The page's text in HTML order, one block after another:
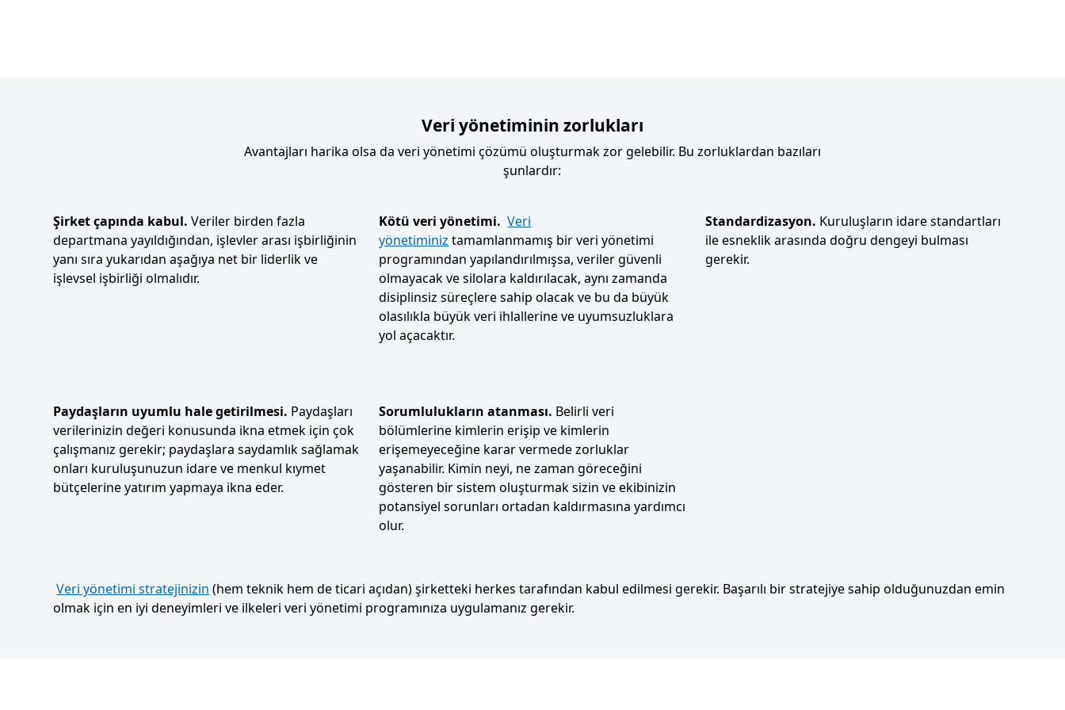
Veri yönetiminin zorlukları
Avantajları harika olsa da veri yönetimi çözümü oluşturmak zor gelebilir. Bu zorluklardan bazıları
şunlardır:
Şirket çapında kabul. Veriler birden fazla
departmana yayıldığından, işlevler arası işbirliğinin
yanı sıra yukarıdan aşağıya net bir liderlik ve
işlevsel işbirliği olmalıdır.
Kötü veri yönetimi. Veri
yönetiminiz tamamlanmamış bir veri yönetimi
programından yapılandırılmışsa, veriler güvenli
olmayacak ve silolara kaldırılacak, aynı zamanda
disiplinsiz süreçlere sahip olacak ve bu da büyük
olasılıkla büyük veri ihlallerine ve uyumsuzluklara
yol açacaktır.
Standardizasyon. Kuruluşların idare standartları
ile esneklik arasında doğru dengeyi bulması
gerekir.
Paydaşların uyumlu hale getirilmesi. Paydaşları
verilerinizin değeri konusunda ikna etmek için çok
çalışmanız gerekir; paydaşlara saydamlık sağlamak
onları kuruluşunuzun idare ve menkul kıymet
bütçelerine yatırım yapmaya ikna eder.
Sorumlulukların atanması. Belirli veri
bölümlerine kimlerin erişip ve kimlerin
erişemeyeceğine karar vermede zorluklar
yaşanabilir. Kimin neyi, ne zaman göreceğini
gösteren bir sistem oluşturmak sizin ve ekibinizin
potansiyel sorunları ortadan kaldırmasına yardımcı
olur.
Veri yönetimi stratejinizin (hem teknik hem de ticari açıdan) şirketteki herkes tarafından kabul edilmesi gerekir. Başarılı bir stratejiye sahip olduğunuzdan emin
olmak için en iyi deneyimleri ve ilkeleri veri yönetimi programınıza uygulamanız gerekir.